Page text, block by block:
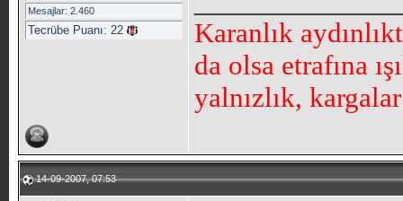
Mesajlar: 2.460
Tecrübe Puanı: 22
Karanlık
da olsa etrafına
yalnızlık,
14-09-2007, 07:53